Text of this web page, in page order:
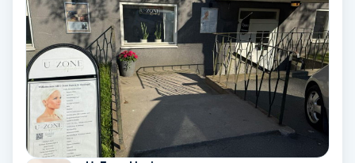
Fettreducering
Fibromassage
Fillers